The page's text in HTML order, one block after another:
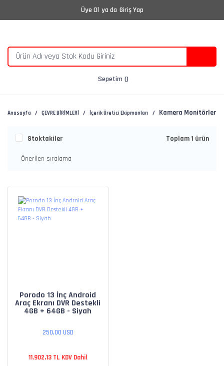
Üye Ol ya da Giriş Yap
Sepetim
Anasayfa ÇEVRE BİRİMLERİ İçerik Üretici Ekipmanları Kamera Monitörleri
Stoktakiler Toplam 1 ürün
Porodo 13 İnç Android
Araç Ekranı DVR Destekli
4GB + 64GB - Siyah
250,00 USD
11.902,13 TL KDV Dahil